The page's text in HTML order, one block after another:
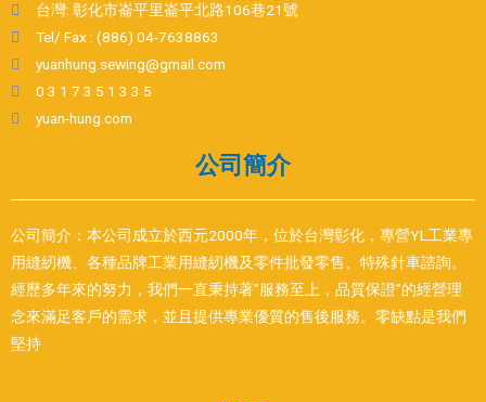
台灣: 彰化市崙平里崙平北路106巷21號
Tel/ Fax : (886) 04-7638863
yuanhung.sewing@gmail.com
0 3 1 7 3 5 1 3 3 5
yuan-hung.com
公司簡介
公司簡介：本公司成立於西元2000年，位於台灣彰化，專營YL工業專
用縫紉機、各種品牌工業用縫紉機及零件批發零售、特殊針車諮詢。
經歷多年來的努力，我們一直秉持著”服務至上，品質保證”的經營理
念來滿足客戶的需求，並且提供專業優質的售後服務。零缺點是我們
堅持